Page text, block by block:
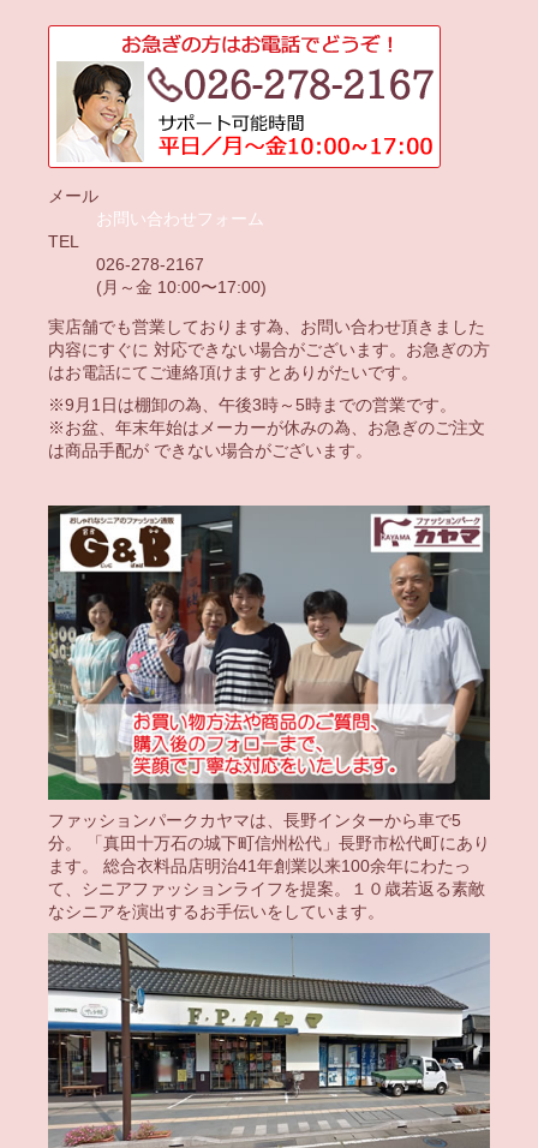
メール
お問い合わせフォーム
TEL
026-278-2167
(月～金 10:00〜17:00)
実店舗でも営業しております為、お問い合わせ頂きました
内容にすぐに 対応できない場合がございます。お急ぎの方
はお電話にてご連絡頂けますとありがたいです。
※9月1日は棚卸の為、午後3時～5時までの営業です。
※お盆、年末年始はメーカーが休みの為、お急ぎのご注文
は商品手配が できない場合がございます。
ファッションパークカヤマは、長野インターから車で5
分。 「真田十万石の城下町信州松代」長野市松代町にあり
ます。 総合衣料品店明治41年創業以来100余年にわたっ
て、シニアファッションライフを提案。１０歳若返る素敵
なシニアを演出するお手伝いをしています。